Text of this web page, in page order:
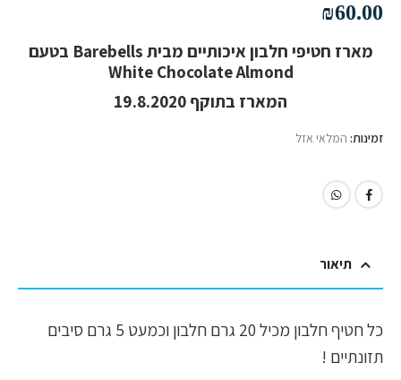
₪60.00
מארז חטיפי חלבון איכותיים מבית Barebells בטעם
White Chocolate Almond
המארז בתוקף 19.8.2020
זמינות: המלאי אזל
תיאור
כל חטיף חלבון מכיל 20 גרם חלבון וכמעט 5 גרם סיבים
תזונתיים !